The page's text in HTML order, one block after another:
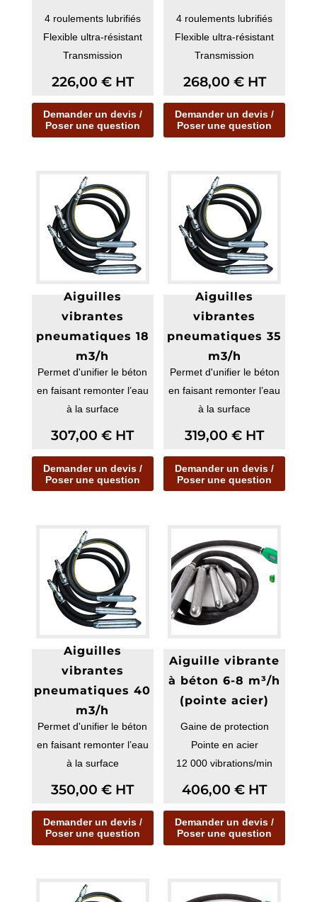
4 roulements lubrifiés
Flexible ultra-résistant
Transmission
226,00 € HT
Demander un devis /
Poser une question
4 roulements lubrifiés
Flexible ultra-résistant
Transmission
268,00 € HT
Demander un devis /
Poser une question
Aiguilles
vibrantes
pneumatiques 18
m3/h
Permet d'unifier le béton
en faisant remonter l’eau
à la surface
307,00€ HT
Demander un devis /
Poser une question
Aiguilles
vibrantes
pneumatiques 35
m3/h
Permet d'unifier le béton
en faisant remonter l’eau
à la surface
319,00€ HT
Demander un devis /
Poser une question
Aiguilles
vibrantes
pneumatiques 40
m3/h
Permet d'unifier le béton
en faisant remonter l’eau
à la surface
350,00€ HT
Demander un devis /
Poser une question
Aiguille vibrante
à béton 6-8 m³/h
(pointe acier)
Gaine de protection
Pointe en acier
12 000 vibrations/min
406,00€ HT
Demander un devis /
Poser une question